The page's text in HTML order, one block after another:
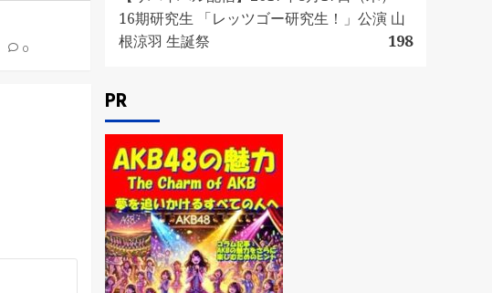
0
16期研究生 「レッツゴー研究生！」公演 山
根涼羽 生誕祭
198
PR